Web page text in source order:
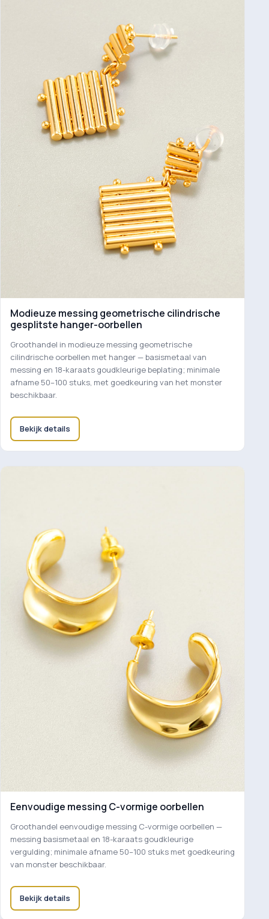
Modieuze messing geometrische cilindrische
gesplitste hanger-oorbellen
Groothandel in modieuze messing geometrische
cilindrische oorbellen met hanger — basismetaal van
messing en 18-karaats goudkleurige beplating; minimale
afname 50–100 stuks, met goedkeuring van het monster
beschikbaar.
Bekijk details
Eenvoudige messing C-vormige oorbellen
Groothandel eenvoudige messing C-vormige oorbellen —
messing basismetaal en 18-karaats goudkleurige
vergulding; minimale afname 50–100 stuks met goedkeuring
van monster beschikbaar.
Bekijk details